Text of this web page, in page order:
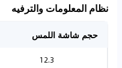
نظام المعلومات والترفيه
حجم شاشة اللمس
12.3